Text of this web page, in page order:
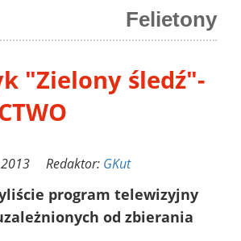
Felietony
"Zielony śledź"-
2013 Redaktor: GKut
program telewizyjny
od zbierania